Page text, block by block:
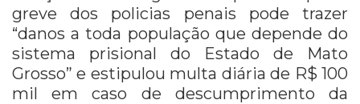
greve dos policias penais pode trazer
“danos a toda população que depende do
sistema prisional do Estado de Mato
Grosso” e estipulou multa diária de R$ 100
mil em caso de descumprimento da